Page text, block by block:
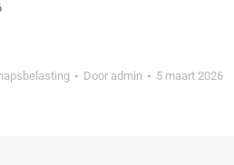
Door admin 5 maart 2026